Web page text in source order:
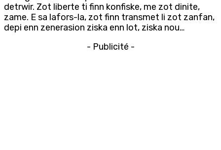
detrwir. Zot liberte ti finn konfiske, me zot dinite,
zame. E sa lafors-la, zot finn transmet li zot zanfan,
depi enn zenerasion ziska enn lot, ziska nou…
- Publicité -